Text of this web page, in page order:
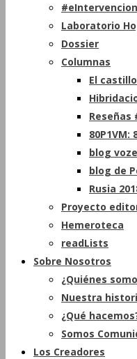
Laboratorio
Dossier
Columnas
El
blog
blog de
Rusia
Proyecto
Hemeroteca
readLists
Sobre Nosotros
¿Quiénes
Nuestra
¿Qué
Somos
Los Creadores